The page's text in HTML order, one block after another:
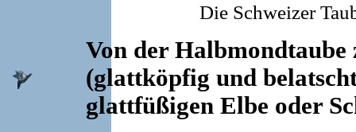
Die Schweizer
Von der
(glattköpfig und
glattfüßigen Elbe oder